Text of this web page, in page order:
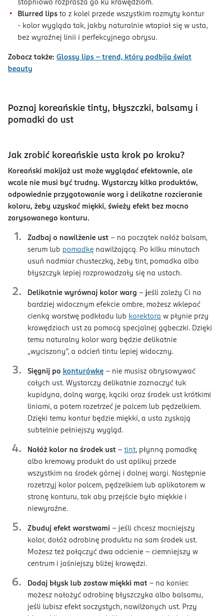
stopniowo rozprasza go ku krawędziom.
Blurred lips to z kolei przede wszystkim rozmyty kontur
- kolor wygląda tak, jakby naturalnie wtapiał się w usta,
bez wyraźnej linii i perfekcyjnego obrysu.
Zobacz także: Glossy lips – trend, który podbija świat
beauty
Poznaj koreańskie tinty, błyszczki, balsamy i
pomadki do ust
Jak zrobić koreańskie usta krok po kroku?
Koreański makijaż ust może wyglądać efektownie, ale
wcale nie musi być trudny. Wystarczy kilka produktów,
odpowiednie przygotowanie warg i delikatne rozcieranie
koloru, żeby uzyskać miękki, świeży efekt bez mocno
zarysowanego konturu.
Zadbaj o nawilżenie ust – na początek nałóż balsam,
serum lub pomadkę nawilżającą. Po kilku minutach
usuń nadmiar chusteczką, żeby tint, pomadka albo
błyszczyk lepiej rozprowadzały się na ustach.
Delikatnie wyrównaj kolor warg – jeśli zależy Ci na
bardziej widocznym efekcie ombre, możesz wklepać
cienką warstwę podkładu lub korektora w płynie przy
krawędziach ust za pomocą specjalnej gąbeczki. Dzięki
temu naturalny kolor warg będzie delikatnie
„wyciszony”, a odcień tintu lepiej widoczny.
Sięgnij po konturówkę – nie musisz obrysowywać
całych ust. Wystarczy delikatnie zaznaczyć łuk
kupidyna, dolną wargę, kąciki oraz środek ust krótkimi
liniami, a potem rozetrzeć je palcem lub pędzelkiem.
Dzięki temu kontur będzie miękki, a usta zyskają
subtelnie pełniejszy wygląd.
Nałóż kolor na środek ust – tint, płynną pomadkę
albo kremowy produkt do ust aplikuj przede
wszystkim na środek górnej i dolnej wargi. Następnie
rozetrzyj kolor palcem, pędzelkiem lub aplikatorem w
stronę konturu, tak aby przejście było miękkie i
niewyraźne.
Zbuduj efekt warstwami – jeśli chcesz mocniejszy
kolor, dołóż odrobinę produktu na sam środek ust.
Możesz też połączyć dwa odcienie - ciemniejszy w
centrum i jaśniejszy bliżej krawędzi.
Dodaj błysk lub zostaw miękki mat – na koniec
możesz nałożyć odrobinę błyszczyka albo balsamu,
jeśli lubisz efekt soczystych, nawilżonych ust. Przy